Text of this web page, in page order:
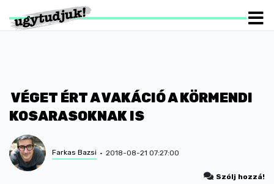
VÉGET ÉRT A VAKÁCIÓ A KÖRMENDI
KOSARASOKNAK IS
Farkas Bazsi 2018-08-21 07:27:00
Szólj hozzá!